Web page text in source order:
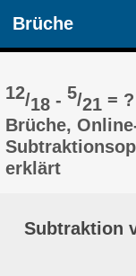
Brüche
12/18 -5/21 =
Brüche,
erklärt
Subtraktion